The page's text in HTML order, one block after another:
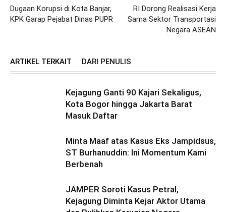
Dugaan Korupsi di Kota Banjar,
KPK Garap Pejabat Dinas PUPR
RI Dorong Realisasi Kerja
Sama Sektor Transportasi
Negara ASEAN
ARTIKEL TERKAIT DARI PENULIS
Kejagung Ganti 90 Kajari Sekaligus,
Kota Bogor hingga Jakarta Barat
Masuk Daftar
Minta Maaf atas Kasus Eks Jampidsus,
ST Burhanuddin: Ini Momentum Kami
Berbenah
JAMPER Soroti Kasus Petral,
Kejagung Diminta Kejar Aktor Utama